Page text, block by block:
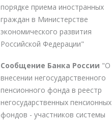
порядке приема иностранных
граждан в Министерстве
экономического развития
Российской Федерации"
Сообщение Банка России "О
внесении негосударственного
пенсионного фонда в реестр
негосударственных пенсионных
фондов - участников системы